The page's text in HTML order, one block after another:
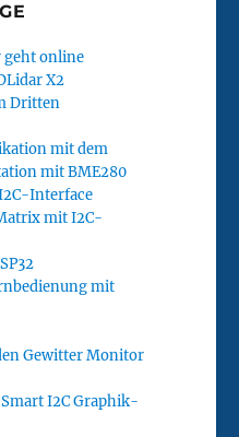
online
X2
Dritten
mit dem
mit BME280
Interface
mit I2C-
mit
Gewitter Monitor
I2C Graphik-